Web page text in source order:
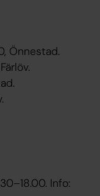
Önnestad.
Info: